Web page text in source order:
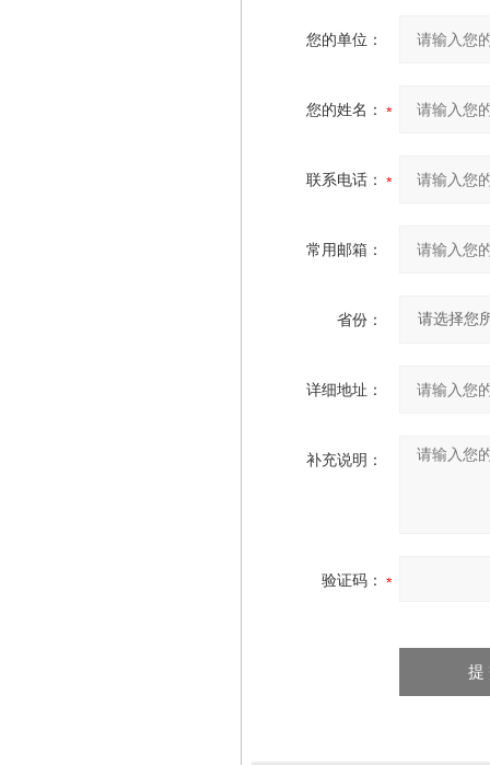
您的单位：
您的姓名：
联系电话：
常用邮箱：
省份：
详细地址：
补充说明：
验证码：